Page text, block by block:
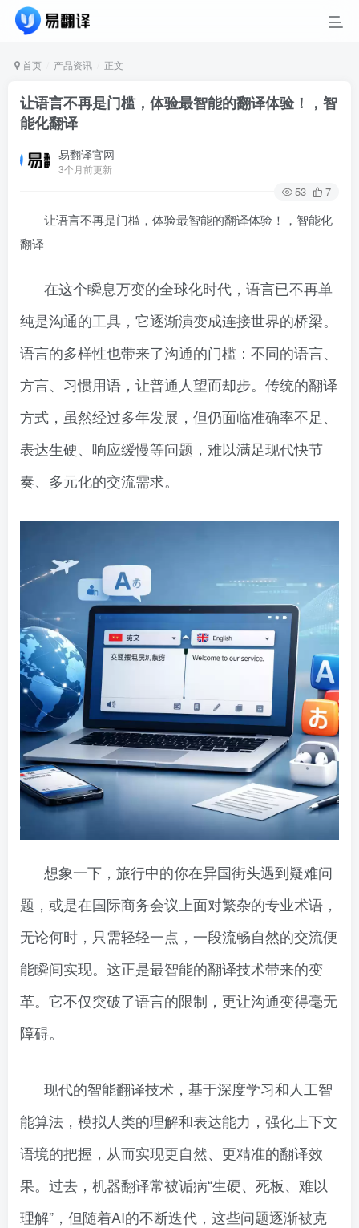
首页 产品资讯 正文
让语言不再是门槛，体验最智能的翻译体验！，智
能化翻译
易翻译官网
3个月前更新
53 7
让语言不再是门槛，体验最智能的翻译体验！，智能化
翻译
在这个瞬息万变的全球化时代，语言已不再单
纯是沟通的工具，它逐渐演变成连接世界的桥梁。
语言的多样性也带来了沟通的门槛：不同的语言、
方言、习惯用语，让普通人望而却步。传统的翻译
方式，虽然经过多年发展，但仍面临准确率不足、
表达生硬、响应缓慢等问题，难以满足现代快节
奏、多元化的交流需求。
想象一下，旅行中的你在异国街头遇到疑难问
题，或是在国际商务会议上面对繁杂的专业术语，
无论何时，只需轻轻一点，一段流畅自然的交流便
能瞬间实现。这正是最智能的翻译技术带来的变
革。它不仅突破了语言的限制，更让沟通变得毫无
障碍。
现代的智能翻译技术，基于深度学习和人工智
能算法，模拟人类的理解和表达能力，强化上下文
语境的把握，从而实现更自然、更精准的翻译效
果。过去，机器翻译常被诟病“生硬、死板、难以
理解”，但随着AI的不断迭代，这些问题逐渐被克